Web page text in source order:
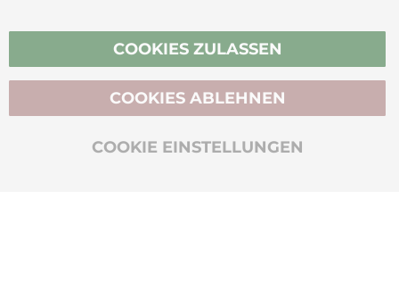
Vertrag widerrufen
BIO-ZERTIFIZIERT
COOKIES ZULASSEN
COOKIE EINSTELLUNGEN
COOKIES ABLEHNEN